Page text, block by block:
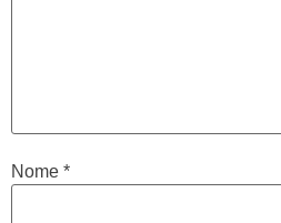
Nome *